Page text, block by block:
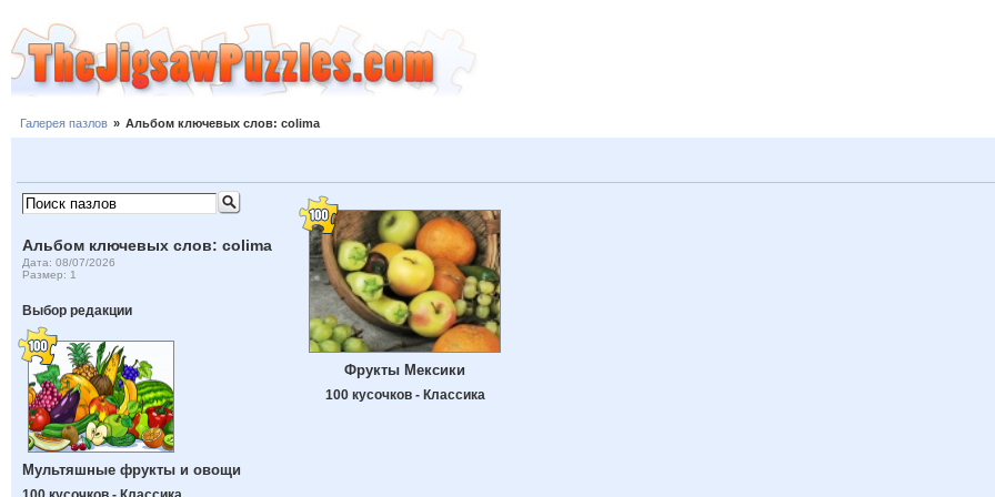
Галерея пазлов » Альбом ключевых слов: colima
Альбом ключевых слов: colima
Дата: 08/07/2026
Размер: 1
Выбор редакции
Мультяшные фрукты и овощи
Фрукты Мексики
100 кусочков - Классика